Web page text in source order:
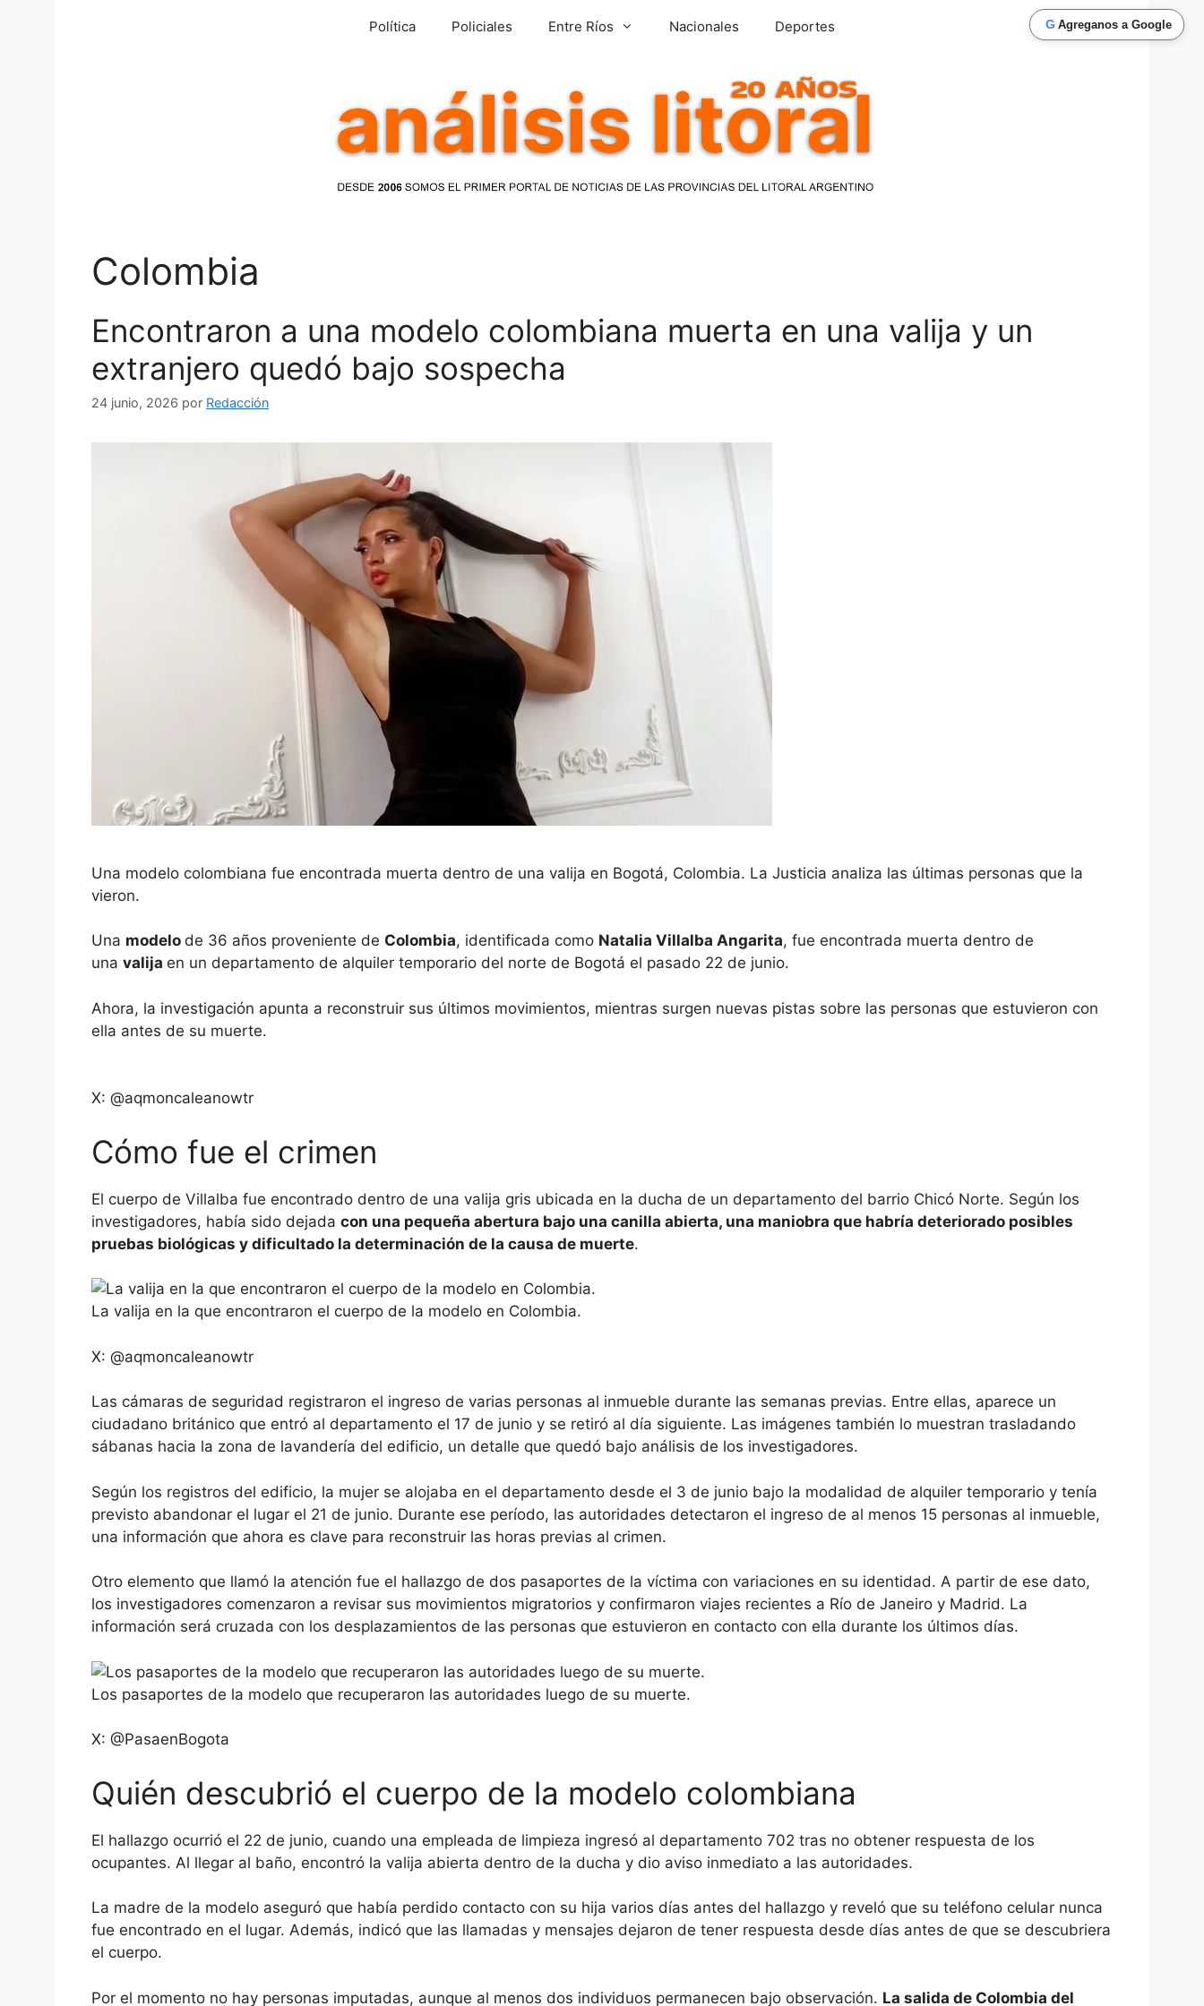
G Agreganos a Google
Política Policiales Entre Ríos Nacionales Deportes
Colombia
Encontraron a una modelo colombiana muerta en una valija y un
extranjero quedó bajo sospecha
24 junio, 2026 por Redacción
Una modelo colombiana fue encontrada muerta dentro de una valija en Bogotá, Colombia. La Justicia analiza las últimas personas que la
vieron.
Una modelo de 36 años proveniente de Colombia, identificada como Natalia Villalba Angarita, fue encontrada muerta dentro de
una valija en un departamento de alquiler temporario del norte de Bogotá el pasado 22 de junio.
Ahora, la investigación apunta a reconstruir sus últimos movimientos, mientras surgen nuevas pistas sobre las personas que estuvieron con
ella antes de su muerte.
X: @aqmoncaleanowtr
Cómo fue el crimen
El cuerpo de Villalba fue encontrado dentro de una valija gris ubicada en la ducha de un departamento del barrio Chicó Norte. Según los
investigadores, había sido dejada con una pequeña abertura bajo una canilla abierta, una maniobra que habría deteriorado posibles
pruebas biológicas y dificultado la determinación de la causa de muerte.
La valija en la que encontraron el cuerpo de la modelo en Colombia.
X: @aqmoncaleanowtr
Las cámaras de seguridad registraron el ingreso de varias personas al inmueble durante las semanas previas. Entre ellas, aparece un
ciudadano británico que entró al departamento el 17 de junio y se retiró al día siguiente. Las imágenes también lo muestran trasladando
sábanas hacia la zona de lavandería del edificio, un detalle que quedó bajo análisis de los investigadores.
Según los registros del edificio, la mujer se alojaba en el departamento desde el 3 de junio bajo la modalidad de alquiler temporario y tenía
previsto abandonar el lugar el 21 de junio. Durante ese período, las autoridades detectaron el ingreso de al menos 15 personas al inmueble,
una información que ahora es clave para reconstruir las horas previas al crimen.
Otro elemento que llamó la atención fue el hallazgo de dos pasaportes de la víctima con variaciones en su identidad. A partir de ese dato,
los investigadores comenzaron a revisar sus movimientos migratorios y confirmaron viajes recientes a Río de Janeiro y Madrid. La
información será cruzada con los desplazamientos de las personas que estuvieron en contacto con ella durante los últimos días.
Los pasaportes de la modelo que recuperaron las autoridades luego de su muerte.
X: @PasaenBogota
Quién descubrió el cuerpo de la modelo colombiana
El hallazgo ocurrió el 22 de junio, cuando una empleada de limpieza ingresó al departamento 702 tras no obtener respuesta de los
ocupantes. Al llegar al baño, encontró la valija abierta dentro de la ducha y dio aviso inmediato a las autoridades.
La madre de la modelo aseguró que había perdido contacto con su hija varios días antes del hallazgo y reveló que su teléfono celular nunca
fue encontrado en el lugar. Además, indicó que las llamadas y mensajes dejaron de tener respuesta desde días antes de que se descubriera
el cuerpo.
Por el momento no hay personas imputadas, aunque al menos dos individuos permanecen bajo observación. La salida de Colombia del